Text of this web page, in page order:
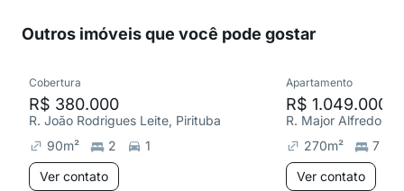
Outros imóveis que você pode gostar
Cobertura
R$ 380.000
R. João Rodrigues Leite, Pirituba
90m² 2
1
Ver contato
Apartamento
R$ 1.049.000
R. Major Alfredo
270m²
7
Ver contato